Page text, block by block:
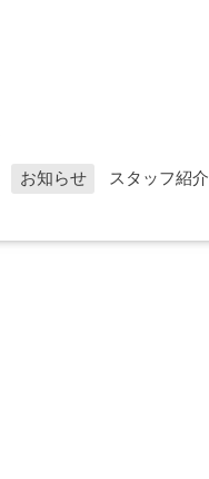
お知らせ
スタッフ紹介